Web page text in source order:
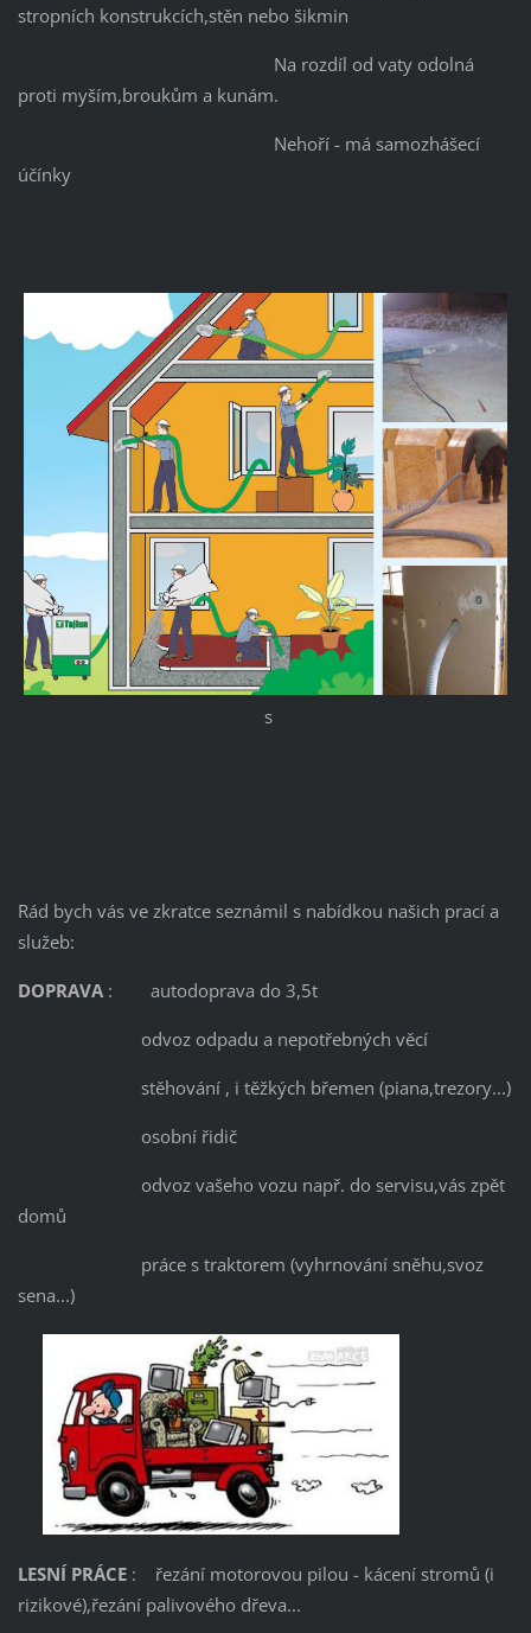
stropních konstrukcích,stěn nebo šikmin
Na rozdíl od vaty odolná
proti myším,broukům a kunám.
Nehoří - má samozhášecí
účínky
s
Rád bych vás ve zkratce seznámil s nabídkou našich prací a
služeb:
DOPRAVA : autodoprava do 3,5t
odvoz odpadu a nepotřebných věcí
stěhování , i těžkých břemen (piana,trezory...)
osobní řidič
odvoz vašeho vozu např. do servisu,vás zpět
domů
práce s traktorem (vyhrnování sněhu,svoz
sena...)
LESNÍ PRÁCE: řezání motorovou pilou - kácení stromů (i
rizikové),řezání palivového dřeva...